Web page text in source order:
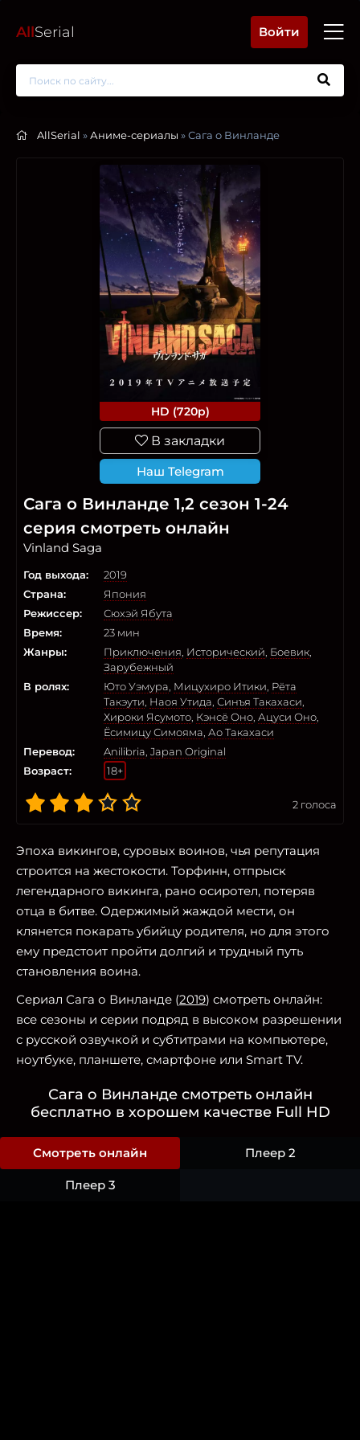
AllSerial Войти
AllSerial »Аниме-сериалы » Сага о Винланде
HD (720p)
В закладки
Наш Telegram
Сага о Винланде 1,2 сезон 1-24
серия смотреть онлайн
Vinland Saga
Год выхода:
2019
Страна:
Япония
Режиссер:
Сюхэй Ябута
Время:
23 мин
Жанры:
Приключения Исторический Боевик
Зарубежный
В ролях:
Юто Уэмура Мицухиро Итики Рёта
Такэути Наоя Утида Синъя Такахаси
Хироки Ясумото Кэнсё Оно Ацуси Оно
Ёсимицу Симояма Ао Такахаси
Перевод:
Anilibria Japan Original
Возраст:
18+
2 голоса
Эпоха викингов, суровых воинов, чья репутация
строится на жестокости. Торфинн, отпрыск
легендарного викинга, рано осиротел, потеряв
отца в битве. Одержимый жаждой мести, он
клянется покарать убийцу родителя, но для этого
ему предстоит пройти долгий и трудный путь
становления воина.
Сериал Сага о Винланде (2019) смотреть онлайн:
все сезоны и серии подряд в высоком разрешении
с русской озвучкой и субтитрами на компьютере,
ноутбуке, планшете, смартфоне или Smart TV.
Сага о Винланде смотреть онлайн
бесплатно в хорошем качестве Full HD
Смотреть онлайн Плеер 2
Плеер 3